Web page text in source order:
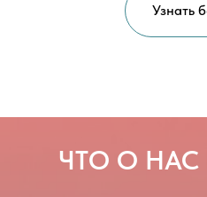
Узнать
ЧТО О НАС